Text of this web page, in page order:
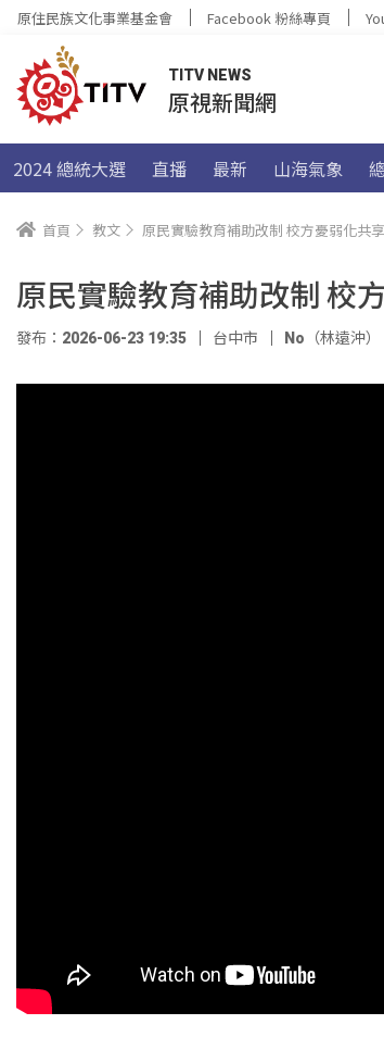
原住民族文化事業基金會 Facebook 粉絲專頁
TITV NEWS
原視新聞網
2024 總統大選 直播 最新 山海氣象
首頁 教文 原民實驗教育補助改制 校方憂弱化共
原民實驗教育補助改制 校
發布：2026-06-23 19:35 台中市 No（林遠沖）